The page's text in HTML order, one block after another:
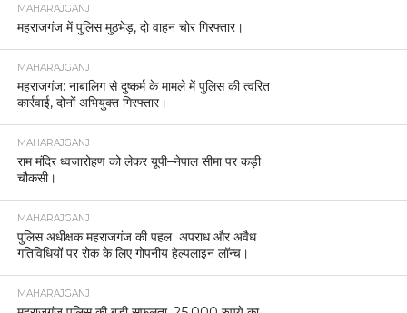
MAHARAJGANJ
महराजगंज में पुलिस मुठभेड़, दो वाहन चोर गिरफ्तार।
MAHARAJGANJ
महराजगंज: नाबालिग से दुष्कर्म के मामले में पुलिस की त्वरित
कार्रवाई, दोनों अभियुक्त गिरफ्तार।
MAHARAJGANJ
राम मंदिर ध्वजारोहण को लेकर यूपी–नेपाल सीमा पर कड़ी
चौकसी।
MAHARAJGANJ
पुलिस अधीक्षक महराजगंज की पहल अपराध और अवैध
गतिविधियों पर रोक के लिए गोपनीय हेल्पलाइन लॉन्च।
MAHARAJGANJ